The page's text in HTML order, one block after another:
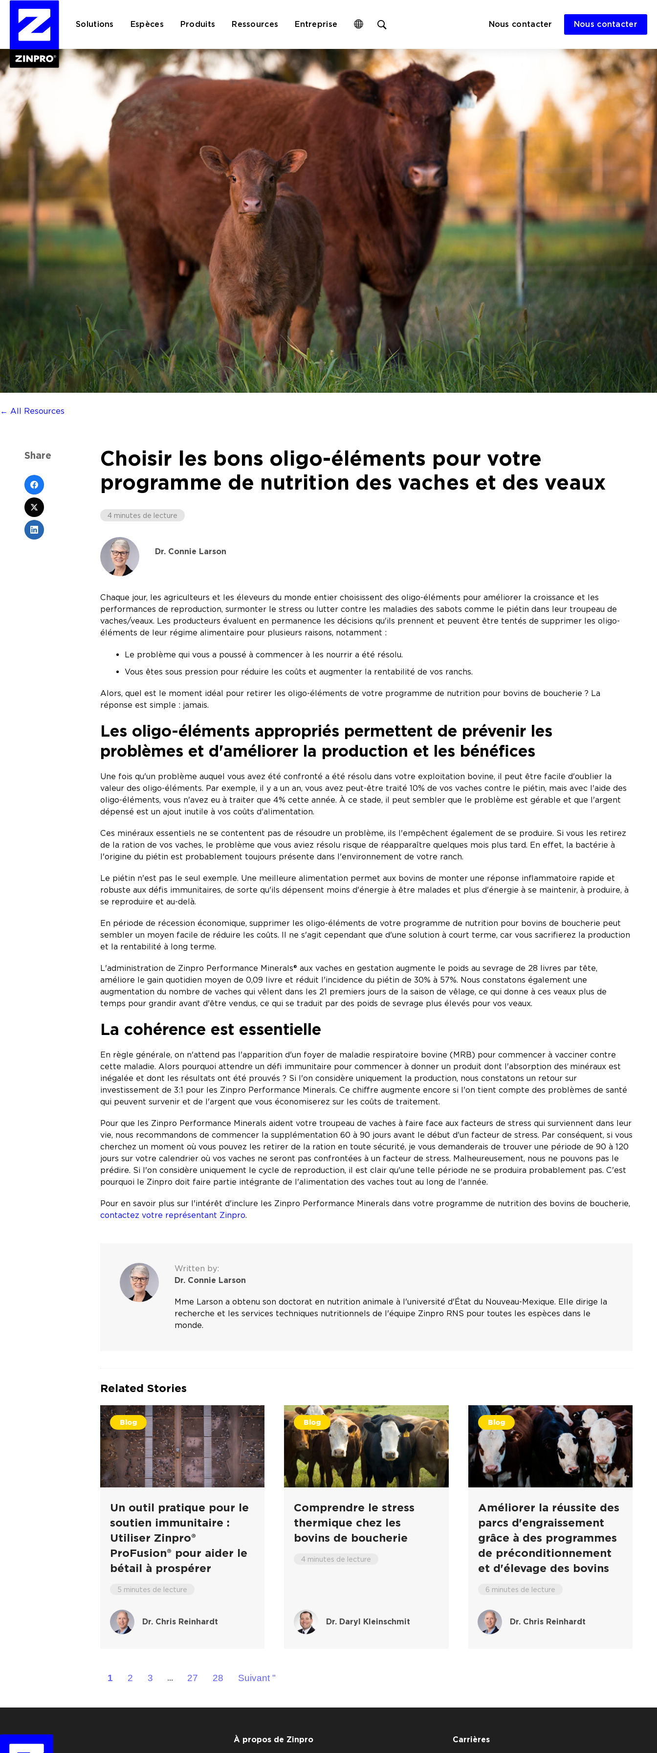
Solutions Espèces Produits Ressources Entreprise
search
form
Nous contacter Nous contacter
Rechercher :
← All Resources
Choisir les bons oligo-éléments pour votre
programme de nutrition des vaches et des veaux
4 minutes de lecture
Dr. Connie Larson
Chaque jour, les agriculteurs et les éleveurs du monde entier choisissent des oligo-éléments pour améliorer la croissance et les
performances de reproduction, surmonter le stress ou lutter contre les maladies des sabots comme le piétin dans leur troupeau de
vaches/veaux. Les producteurs évaluent en permanence les décisions qu'ils prennent et peuvent être tentés de supprimer les oligo-
éléments de leur régime alimentaire pour plusieurs raisons, notamment :
Le problème qui vous a poussé à commencer à les nourrir a été résolu.
Vous êtes sous pression pour réduire les coûts et augmenter la rentabilité de vos ranchs.
Alors, quel est le moment idéal pour retirer les oligo-éléments de votre programme de nutrition pour bovins de boucherie ? La
réponse est simple : jamais.
Les oligo-éléments appropriés permettent de prévenir les
problèmes et d'améliorer la production et les bénéfices
Une fois qu'un problème auquel vous avez été confronté a été résolu dans votre exploitation bovine, il peut être facile d'oublier la
valeur des oligo-éléments. Par exemple, il y a un an, vous avez peut-être traité 10% de vos vaches contre le piétin, mais avec l'aide des
oligo-éléments, vous n'avez eu à traiter que 4% cette année. À ce stade, il peut sembler que le problème est gérable et que l'argent
dépensé est un ajout inutile à vos coûts d'alimentation.
Ces minéraux essentiels ne se contentent pas de résoudre un problème, ils l'empêchent également de se produire. Si vous les retirez
de la ration de vos vaches, le problème que vous aviez résolu risque de réapparaître quelques mois plus tard. En effet, la bactérie à
l'origine du piétin est probablement toujours présente dans l'environnement de votre ranch.
Le piétin n'est pas le seul exemple. Une meilleure alimentation permet aux bovins de monter une réponse inflammatoire rapide et
robuste aux défis immunitaires, de sorte qu'ils dépensent moins d'énergie à être malades et plus d'énergie à se maintenir, à produire, à
se reproduire et au-delà.
En période de récession économique, supprimer les oligo-éléments de votre programme de nutrition pour bovins de boucherie peut
sembler un moyen facile de réduire les coûts. Il ne s'agit cependant que d'une solution à court terme, car vous sacrifierez la production
et la rentabilité à long terme.
L'administration de Zinpro Performance Minerals® aux vaches en gestation augmente le poids au sevrage de 28 livres par tête,
améliore le gain quotidien moyen de 0,09 livre et réduit l'incidence du piétin de 30% à 57%. Nous constatons également une
augmentation du nombre de vaches qui vêlent dans les 21 premiers jours de la saison de vêlage, ce qui donne à ces veaux plus de
temps pour grandir avant d'être vendus, ce qui se traduit par des poids de sevrage plus élevés pour vos veaux.
La cohérence est essentielle
En règle générale, on n'attend pas l'apparition d'un foyer de maladie respiratoire bovine (MRB) pour commencer à vacciner contre
cette maladie. Alors pourquoi attendre un défi immunitaire pour commencer à donner un produit dont l'absorption des minéraux est
inégalée et dont les résultats ont été prouvés ? Si l'on considère uniquement la production, nous constatons un retour sur
investissement de 3:1 pour les Zinpro Performance Minerals. Ce chiffre augmente encore si l'on tient compte des problèmes de santé
qui peuvent survenir et de l'argent que vous économiserez sur les coûts de traitement.
Pour que les Zinpro Performance Minerals aident votre troupeau de vaches à faire face aux facteurs de stress qui surviennent dans leur
vie, nous recommandons de commencer la supplémentation 60 à 90 jours avant le début d'un facteur de stress. Par conséquent, si vous
cherchez un moment où vous pouvez les retirer de la ration en toute sécurité, je vous demanderais de trouver une période de 90 à 120
jours sur votre calendrier où vos vaches ne seront pas confrontées à un facteur de stress. Malheureusement, nous ne pouvons pas le
prédire. Si l'on considère uniquement le cycle de reproduction, il est clair qu'une telle période ne se produira probablement pas. C'est
pourquoi le Zinpro doit faire partie intégrante de l'alimentation des vaches tout au long de l'année.
Pour en savoir plus sur l'intérêt d'inclure les Zinpro Performance Minerals dans votre programme de nutrition des bovins de boucherie,
contactez votre représentant Zinpro.
Written by:
Dr. Connie Larson
Mme Larson a obtenu son doctorat en nutrition animale à l'université d'État du Nouveau-Mexique. Elle dirige la
recherche et les services techniques nutritionnels de l'équipe Zinpro RNS pour toutes les espèces dans le
monde.
Related Stories
Blog
Un outil pratique pour le
soutien immunitaire :
Utiliser Zinpro®
ProFusion® pour aider le
bétail à prospérer
5 minutes de lecture
Dr. Chris Reinhardt
Blog
Comprendre le stress
thermique chez les
bovins de boucherie
4 minutes de lecture
Dr. Daryl Kleinschmit
Blog
Améliorer la réussite des
parcs d'engraissement
grâce à des programmes
de préconditionnement
et d'élevage des bovins
6 minutes de lecture
Dr. Chris Reinhardt
1 2 3 ... 27 28 Suivant "
Share
À propos de Zinpro
Carrières